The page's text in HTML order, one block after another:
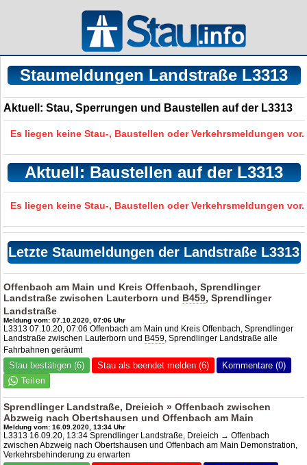
Staumeldungen Landstraße L3313
Aktuell: Stau, Sperrungen und Baustellen auf der L3313
Es liegen keine Stau-, Baustellen oder Verkehrsmeldungen vor.
Aktuell: Baustellen auf der L3313
Es liegen keine Stau-, Baustellen oder Verkehrsmeldungen vor.
Letzte Staumeldungen der Landstraße L3313
Offenbach am Main und Kreis Offenbach, Sprendlinger
Landstraße zwischen Lauterborn und B459, Sprendlinger
Landstraße
Meldung vom: 07.10.2020, 07:06 Uhr
L3313 07.10.20, 07:06 Offenbach am Main und Kreis Offenbach, Sprendlinger
Landstraße zwischen Lauterborn und B459, Sprendlinger Landstraße alle
Fahrbahnen geräumt
Stau bestätigen (6) Stau als beendet melden (6) Kommentare (0)
Sprendlinger Landstraße, Dreieich » Offenbach zwischen
Abzweig nach Obertshausen und Offenbach am Main
Meldung vom: 16.09.2020, 13:34 Uhr
L3313 16.09.20, 13:34 Sprendlinger Landstraße, Dreieich → Offenbach
zwischen Abzweig nach Obertshausen und Offenbach am Main Demonstration,
Verkehrsbehinderung zu erwarten